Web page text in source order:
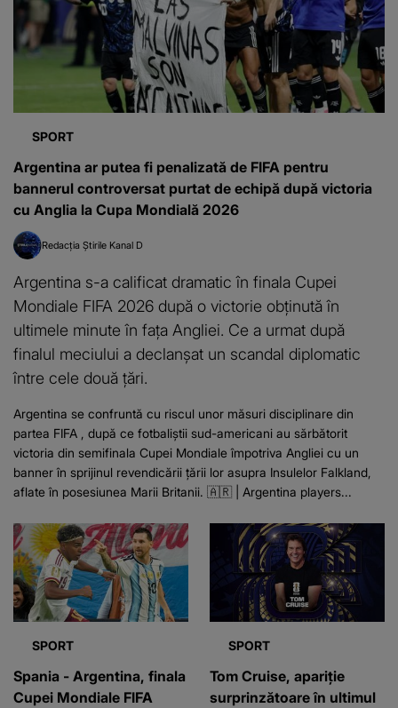
SPORT
Argentina ar putea fi penalizată de FIFA pentru
bannerul controversat purtat de echipă după victoria
cu Anglia la Cupa Mondială 2026
Redacția Știrile Kanal D
Argentina s-a calificat dramatic în finala Cupei
Mondiale FIFA 2026 după o victorie obținută în
ultimele minute în fața Angliei. Ce a urmat după
finalul meciului a declanșat un scandal diplomatic
între cele două țări.
Argentina se confruntă cu riscul unor măsuri disciplinare din
partea FIFA , după ce fotbaliștii sud-americani au sărbătorit
victoria din semifinala Cupei Mondiale împotriva Angliei cu un
banner în sprijinul revendicării țării lor asupra Insulelor Falkland,
aflate în posesiunea Marii Britanii. 🇦🇷 | Argentina players...
SPORT
Spania - Argentina, finala
Cupei Mondiale FIFA
SPORT
Tom Cruise, apariție
surprinzătoare în ultimul